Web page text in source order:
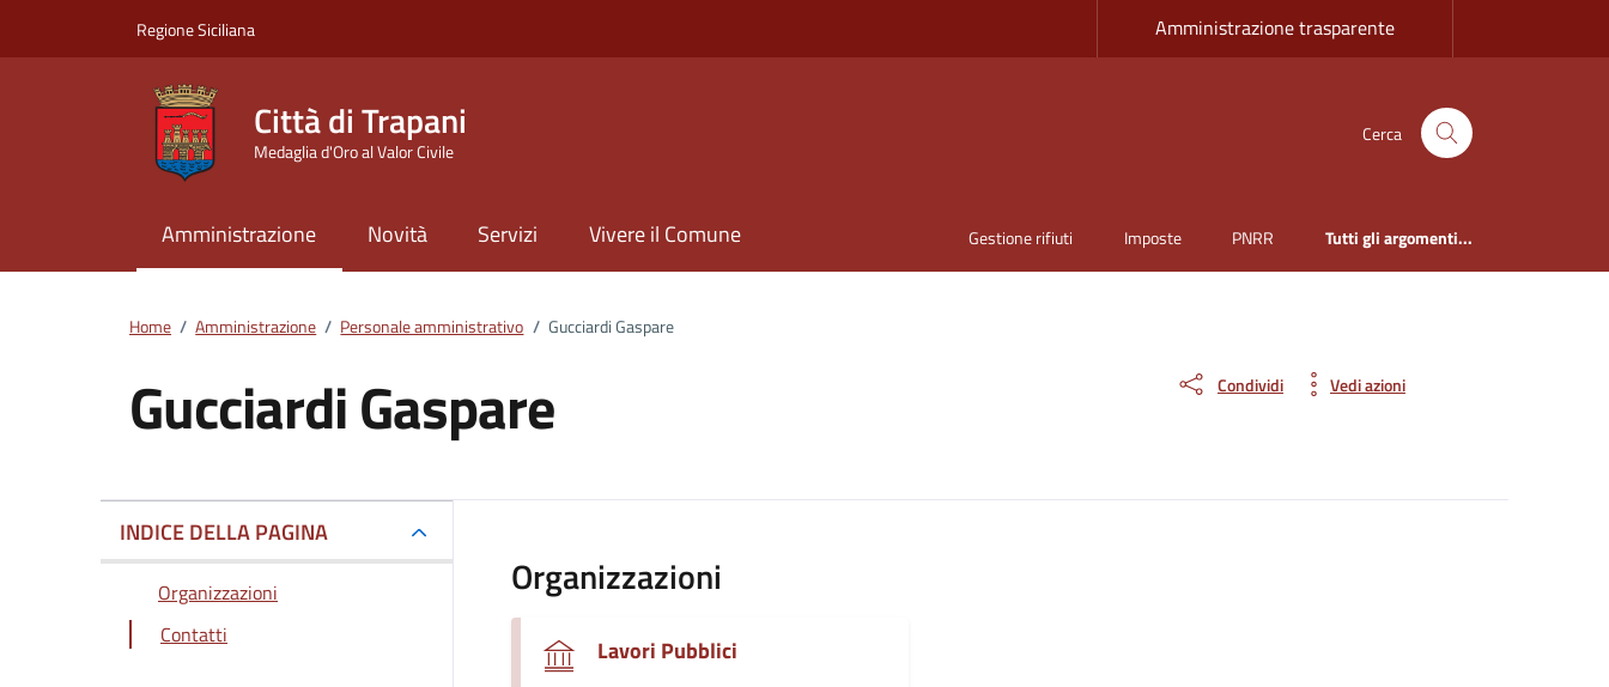
Regione Siciliana Amministrazione trasparente
Città di Trapani
Medaglia d'Oro al Valor Civile
Cerca
Amministrazione Novità Servizi Vivere il Comune Gestione rifiuti Imposte PNRR Tutti gli argomenti...
Home / Amministrazione / Personale amministrativo / Gucciardi Gaspare
Gucciardi Gaspare
Dettagli della persona
Condividi Vedi azioni
INDICE DELLA PAGINA
Organizzazioni
Contatti
Organizzazioni
Lavori Pubblici